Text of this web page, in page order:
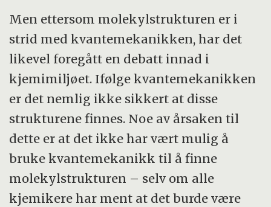
Men ettersom molekylstrukturen er i
strid med kvantemekanikken, har det
likevel foregått en debatt innad i
kjemimiljøet. Ifølge kvantemekanikken
er det nemlig ikke sikkert at disse
strukturene finnes. Noe av årsaken til
dette er at det ikke har vært mulig å
bruke kvantemekanikk til å finne
molekylstrukturen – selv om alle
kjemikere har ment at det burde være